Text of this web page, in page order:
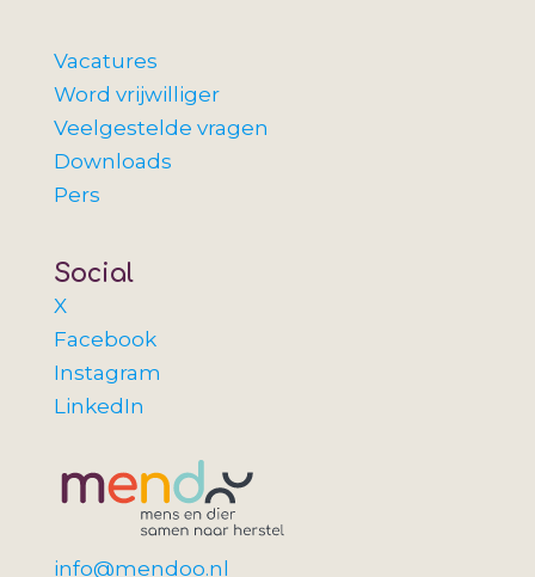
Vacatures
Word vrijwilliger
Veelgestelde vragen
Downloads
Pers
Social
X
Facebook
Instagram
LinkedIn
info@mendoo.nl